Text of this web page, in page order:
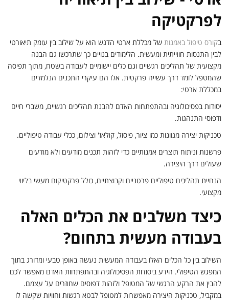
לפרקטיקה
בקורס טיפול באמנות של מכללת ארטי הדגש הוא על שילוב בין עומק תיאורטי
לבין התנסות חווייתית ומעשית. הלימודים בנויים כך שתרכשו גם הבנה
מקצועית של תהליכים רגשיים וגם כלים יישומיים לעבודה בשטח, מתוך תפיסה
שהמטפל לומד דרך עשייה פרקטית. אלו הם עיקרי התכנים הנלמדים
במכללת ארטי:
יסודות בפסיכולוגיה ובהתפתחות האדם להבנת תהליכים רגשיים, משברי חיים
ודפוסי התנהגות.
טכניקות יצירה מגוונות כמו ציור, פיסול, קולאז' וצילום, ככלי עבודה טיפוליים.
פרשנות וניתוח תוצרים אמנותיים כדי לזהות תכנים מודעים ולא מודעים
שעולים דרך היצירה.
הנחיית תהליכים טיפוליים פרטניים וקבוצתיים, כולל פרקטיקום מעשי בליווי
מקצועי.
כיצד משלבים את הכלים האלה
בעבודה מעשית בתחום?
השילוב בין כל הכלים האלו בעבודה המעשית נעשה באופן טבעי ומדורג בתוך
המפגש הטיפולי. הידע ביסודות הפסיכולוגיה ובהתפתחות האדם מאפשר לכם
להבין את הרקע הרגשי של המטופל ולזהות דפוסים שחוזרים על עצמם.
במקביל, טכניקות היצירה מאפשרות למטופל לבטא רגשות וחוויות שקשה לו